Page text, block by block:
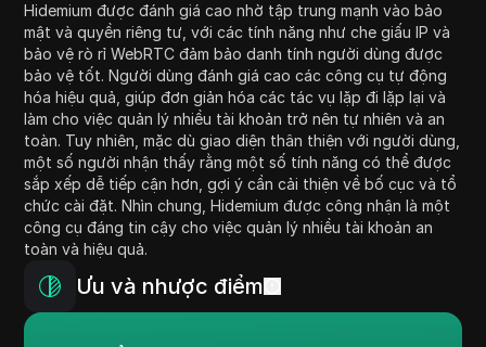
Hidemium được đánh giá cao nhờ tập trung mạnh vào bảo
mật và quyền riêng tư, với các tính năng như che giấu IP và
bảo vệ rò rỉ WebRTC đảm bảo danh tính người dùng được
bảo vệ tốt. Người dùng đánh giá cao các công cụ tự động
hóa hiệu quả, giúp đơn giản hóa các tác vụ lặp đi lặp lại và
làm cho việc quản lý nhiều tài khoản trở nên tự nhiên và an
toàn. Tuy nhiên, mặc dù giao diện thân thiện với người dùng,
một số người nhận thấy rằng một số tính năng có thể được
sắp xếp dễ tiếp cận hơn, gợi ý cần cải thiện về bố cục và tổ
chức cài đặt. Nhìn chung, Hidemium được công nhận là một
công cụ đáng tin cậy cho việc quản lý nhiều tài khoản an
toàn và hiệu quả.
Ưu và nhược điểm